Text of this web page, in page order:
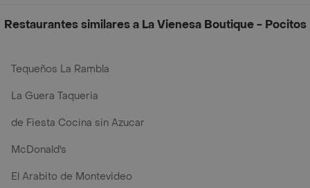
Restaurantes similares a La Vienesa Boutique - Pocitos
Tequeños La Rambla
La Guera Taqueria
de Fiesta Cocina sin Azucar
McDonald's
El Arabito de Montevideo